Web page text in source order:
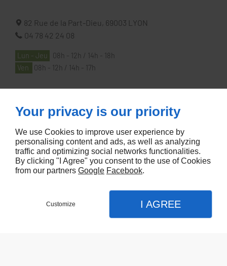
82 Rue de la Part-Dieu, 69003
LYON
04 78 42 24 08
Lun - Jeu
08h - 12h / 14h - 18h
Ven
08h - 12h / 14h - 17h
À PROPOS
Accueil
Contactez-nous
Mentions légales
Plan du site
Your privacy is our priority
We use Cookies to improve user experience by
personalising content and ads, as well as analyzing
traffic and optimizing social networks functionalities.
By clicking "I Agree" you consent to the use of Cookies
from our partners Google Facebook.
Customize I AGREE